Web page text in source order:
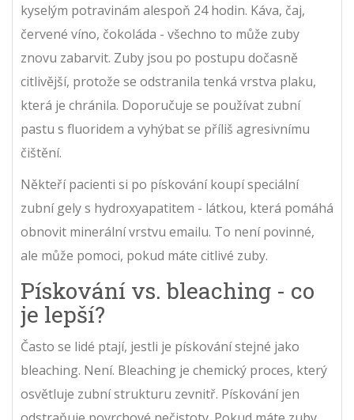
kyselým potravinám alespoň 24 hodin. Káva, čaj,
červené víno, čokoláda - všechno to může zuby
znovu zabarvit. Zuby jsou po postupu dočasně
citlivější, protože se odstranila tenká vrstva plaku,
která je chránila. Doporučuje se používat zubní
pastu s fluoridem a vyhýbat se příliš agresivnímu
čištění.
Někteří pacienti si po pískování koupí speciální
zubní gely s hydroxyapatitem - látkou, která pomáhá
obnovit minerální vrstvu emailu. To není povinné,
ale může pomoci, pokud máte citlivé zuby.
Pískování vs. bleaching - co
je lepší?
Často se lidé ptají, jestli je pískování stejné jako
bleaching. Není. Bleaching je chemický proces, který
osvětluje zubní strukturu zevnitř. Pískování jen